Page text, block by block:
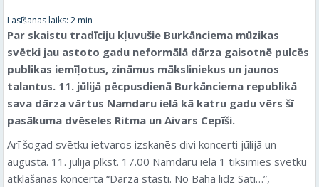
Lasīšanas laiks: 2 min
Par skaistu tradīciju kļuvušie Burkānciema mūzikas
svētki jau astoto gadu neformālā dārza gaisotnē pulcēs
publikas iemīļotus, zināmus māksliniekus un jaunos
talantus. 11. jūlijā pēcpusdienā Burkānciema republikā
sava dārza vārtus Namdaru ielā kā katru gadu vērs šī
pasākuma dvēseles Ritma un Aivars Cepīši.
Arī šogad svētku ietvaros izskanēs divi koncerti jūlijā un
augustā. 11. jūlijā plkst. 17.00 Namdaru ielā 1 tiksimies svētku
atklāšanas koncertā “Dārza stāsti. No Baha līdz Satī…”,